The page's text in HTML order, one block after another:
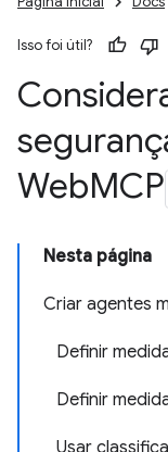
Isso foi útil?
WebMCP
Nesta página
Criar agentes
Definir
Definir
Usar